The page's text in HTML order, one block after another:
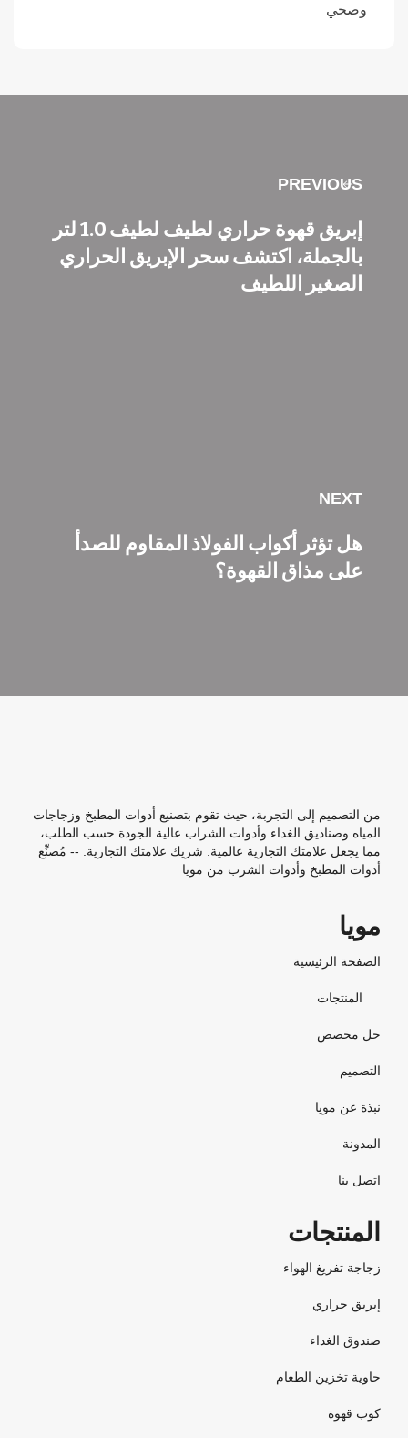
وصحي
PREVIOUS
إبريق قهوة حراري لطيف لطيف 1.0 لتر
بالجملة، اكتشف سحر الإبريق الحراري
الصغير اللطيف
NEXT
هل تؤثر أكواب الفولاذ المقاوم للصدأ
على مذاق القهوة؟
من التصميم إلى التجربة، حيث تقوم بتصنيع أدوات المطبخ وزجاجات
المياه وصناديق الغداء وأدوات الشراب عالية الجودة حسب الطلب،
مما يجعل علامتك التجارية عالمية. شريك علامتك التجارية. -- مُصنِّع
أدوات المطبخ وأدوات الشرب من مويا
مويا
الصفحة الرئيسية
المنتجات
حل مخصص
التصميم
نبذة عن مويا
المدونة
اتصل بنا
المنتجات
زجاجة تفريغ الهواء
إبريق حراري
صندوق الغداء
حاوية تخزين الطعام
كوب قهوة